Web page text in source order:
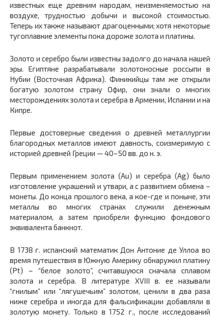
известных еще древним народам, неизменяемостью на
воздухе, трудностью добычи и высокой стоимостью.
Теперь их также называют драгоценными; хотя некоторые
тугоплавкие элементы пока дороже золота и платины.
Золото и серебро были известны задолго до начала нашей
эры. Египтяне разрабатывали золотоносные россыпи в
Нубии (Восточная Африка). Финикийцы там же открыли
богатую золотом страну Офир, они знали о многих
месторождениях золота и серебра в Армении, Испании и на
Кипре.
Первые достоверные сведения о древней металлургии
благородных металлов имеют давность, соизмеримую с
историей древней Греции — 40–50 вв. до н. э.
Первым применением золота (Au) и серебра (Ag) было
изготовление украшений и утвари, а с развитием обмена –
монеты. До конца прошлого века, а кое-где и поныне, эти
металлы во многих странах служили денежным
материалом, а затем приобрели функцию фондового
эквивалента банкнот.
В 1738 г. испанский математик Дон Антоние де Уллоа во
время путешествия в Южную Америку обнаружил платину
(Pt) – “белое золото”, считавшуюся сначала сплавом
золота и серебра. В литературе XVIII в. ее называли
“гнилым” или “лягушечьим” золотом, ценили в два раза
ниже серебра и иногда для фальсификации добавляли в
золотую монету. Только в 1752 г., после исследований